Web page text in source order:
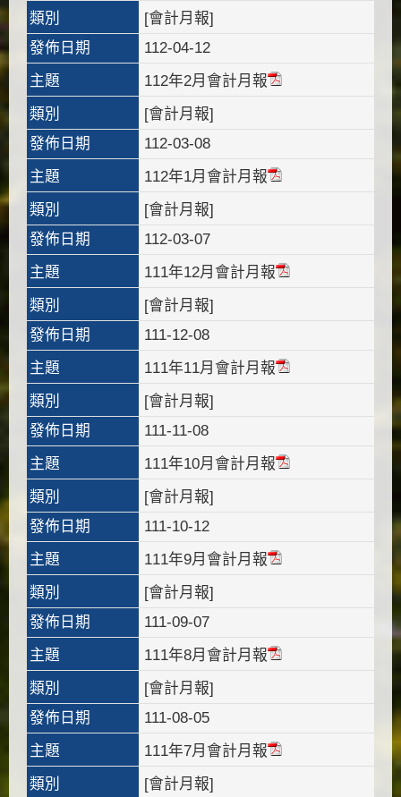
類別
[會計月報]
發佈日期
112-04-12
主題
112年2月會計月報
類別
[會計月報]
發佈日期
112-03-08
主題
112年1月會計月報
類別
[會計月報]
發佈日期
112-03-07
主題
111年12月會計月報
類別
[會計月報]
發佈日期
111-12-08
主題
111年11月會計月報
類別
[會計月報]
發佈日期
111-11-08
主題
111年10月會計月報
類別
[會計月報]
發佈日期
111-10-12
主題
111年9月會計月報
類別
[會計月報]
發佈日期
111-09-07
主題
111年8月會計月報
類別
[會計月報]
發佈日期
111-08-05
主題
111年7月會計月報
類別
[會計月報]